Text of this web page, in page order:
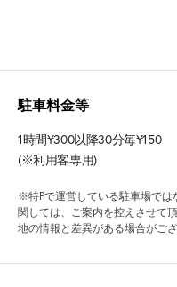
駐車料金等
1時間¥300以降30分毎¥150
(※利用客専用)
※特Pで運営している駐車場では
関しては、ご案内を控えさせて
地の情報と差異がある場合がご